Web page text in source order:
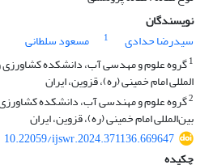
نویسندگان
سیدرضا حدادی
1 مسعود سلطانی
1گروه علوم و مهدسی آب، دانشکده کشاورزی
المللی امام خمینی (ره)، قزوین، ایران
2گروه علوم و مهندسی آب، دانشکده کشاورزی
بین‌المللی امام خمینی (ره)، قزوین، ایران
10.22059/ijswr.2024.371136.669647
چکیده